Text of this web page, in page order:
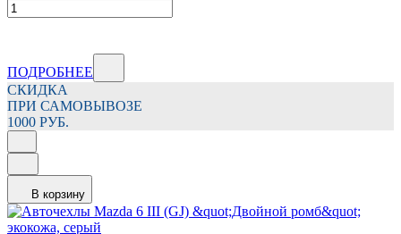
ПОДРОБНЕЕ
СКИДКА
ПРИ САМОВЫВОЗЕ
1000 РУБ.
В корзину